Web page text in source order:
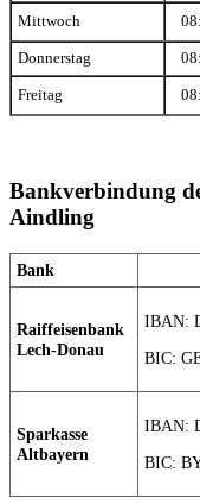
Mittwoch
Donnerstag
Freitag
Bankverbindung
Aindling
Bank
Raiffeisenbank
Lech-Donau
IBAN:
BIC:
Sparkasse
Altbayern
IBAN:
BIC: